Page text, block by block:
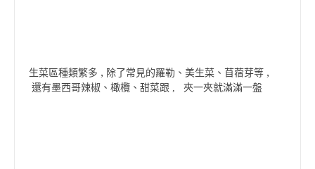
生菜區種類繁多 , 除了常見的羅勒 、美生菜、苜蓿芽等 ,
還有墨西哥辣椒、橄欖、甜菜跟 , 夾一夾就滿滿一盤